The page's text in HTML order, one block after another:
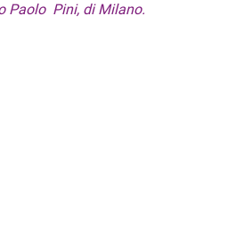
Paolo Pini, di Milano.